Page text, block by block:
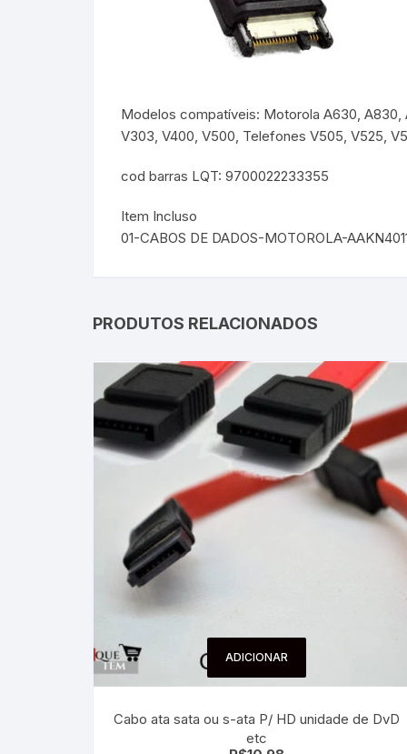
Modelos compatíveis: Motorola A630, A830,
V303, V400, V500, Telefones V505, V525,
cod barras LQT: 9700022233355
Item Incluso
01-CABOS DE DADOS-MOTOROLA-
PRODUTOS RELACIONADOS
ADICIONAR
Cabo ata sata ou s-ata P/ HD unidade de DvD
etc